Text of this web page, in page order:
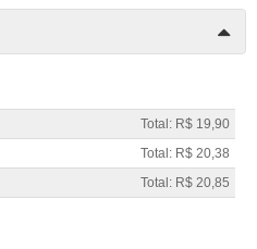
Total: R$ 19,90
Total: R$ 20,38
Total: R$ 20,85